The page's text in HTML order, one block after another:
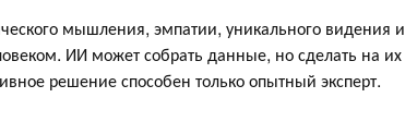
мышления, эмпатии, уникального видения и
ИИ может собрать данные, но сделать на их
решение способен только опытный эксперт.